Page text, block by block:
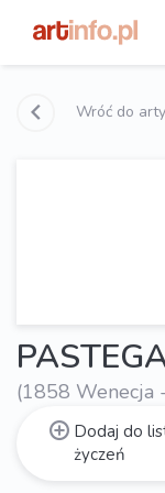
Wróć do
(1858 Wenecja
Dodaj do
życzeń